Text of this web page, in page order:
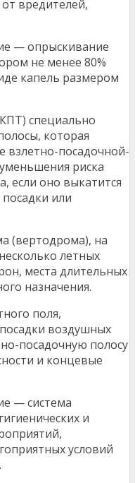
вредителей,
— опрыскивание
не менее 80%
капель размером
специально
которая
взлетно-посадочной-
риска
если оно выкатится
или
(вертодрома), на
летных
места длительных
назначения.
поля,
воздушных
посадочную полосу
и концевые
— система
и
условий